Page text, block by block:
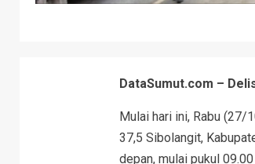
DataSumut.com –
Mulai hari ini, Rabu (27/
37,5 Sibolangit,
depan, mulai pukul